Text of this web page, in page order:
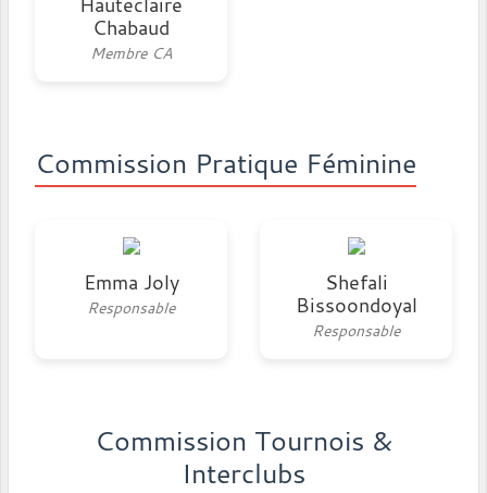
Chabaud
Membre CA
Commission Pratique Féminine
Emma Joly
Responsable
Shefali
Bissoondoyal
Responsable
Commission Tournois &
Interclubs